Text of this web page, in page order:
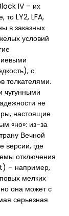
IV – их
LY2, LFA,
в заказных
условий
с
толкателями.
чугунными
не
настоящие
«но»: из-за
Вечной
версии, где
отключения
– например,
мелких
она может с
серьезная